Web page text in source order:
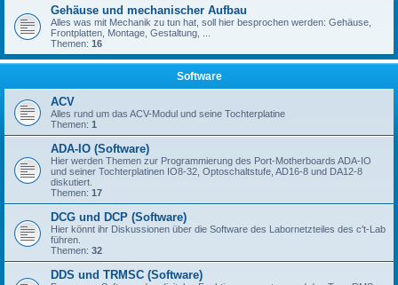
Gehäuse und mechanischer Aufbau
Alles was mit Mechanik zu tun hat, soll hier besprochen werden: Gehäuse,
Frontplatten, Montage, Gestaltung, ...
Themen: 16
Software
ACV
Alles rund um das ACV-Modul und seine Tochterplatine
Themen: 1
ADA-IO (Software)
Hier werden Themen zur Programmierung des Port-Motherboards ADA-IO
und seiner Tochterplatinen IO8-32, Optoschaltstufe, AD16-8 und DA12-8
diskutiert.
Themen: 17
DCG und DCP (Software)
Hier könnt ihr Diskussionen über die Software des Labornetzteiles des c't-Lab
führen.
Themen: 32
DDS und TRMSC (Software)